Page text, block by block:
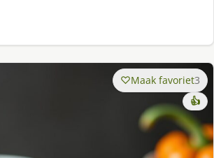
Maak favoriet3
👍